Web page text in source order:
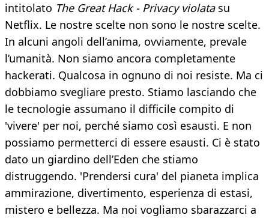
intitolato The Great Hack - Privacy violatasu
Netflix. Le nostre scelte non sono le nostre scelte.
In alcuni angoli dell’anima, ovviamente, prevale
l’umanità. Non siamo ancora completamente
hackerati. Qualcosa in ognuno di noi resiste. Ma ci
dobbiamo svegliare presto. Stiamo lasciando che
le tecnologie assumano il difficile compito di
'vivere' per noi, perché siamo così esausti. E non
possiamo permetterci di essere esausti. Ci è stato
dato un giardino dell’Eden che stiamo
distruggendo. 'Prendersi cura' del pianeta implica
ammirazione, divertimento, esperienza di estasi,
mistero e bellezza. Ma noi vogliamo sbarazzarci a